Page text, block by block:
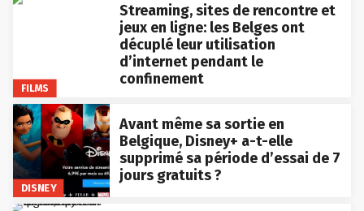
FILMS
Streaming, sites de rencontre et
jeux en ligne: les Belges ont
décuplé leur utilisation
d’internet pendant le
confinement
DISNEY
Avant même sa sortie en
Belgique, Disney+ a-t-elle
supprimé sa période d’essai de 7
jours gratuits ?